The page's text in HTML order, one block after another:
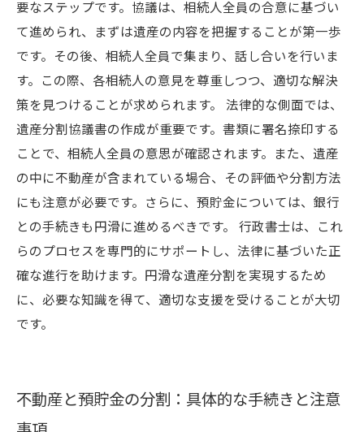
要なステップです。協議は、相続人全員の合意に基づい
て進められ、まずは遺産の内容を把握することが第一歩
です。その後、相続人全員で集まり、話し合いを行いま
す。この際、各相続人の意見を尊重しつつ、適切な解決
策を見つけることが求められます。 法律的な側面では、
遺産分割協議書の作成が重要です。書類に署名捺印する
ことで、相続人全員の意思が確認されます。また、遺産
の中に不動産が含まれている場合、その評価や分割方法
にも注意が必要です。さらに、預貯金については、銀行
との手続きも円滑に進めるべきです。 行政書士は、これ
らのプロセスを専門的にサポートし、法律に基づいた正
確な進行を助けます。円滑な遺産分割を実現するため
に、必要な知識を得て、適切な支援を受けることが大切
です。
不動産と預貯金の分割：具体的な手続きと注意